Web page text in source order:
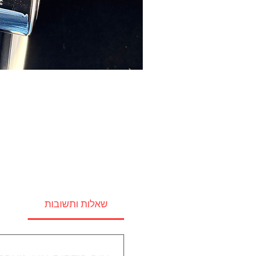
שאלות ותשובות